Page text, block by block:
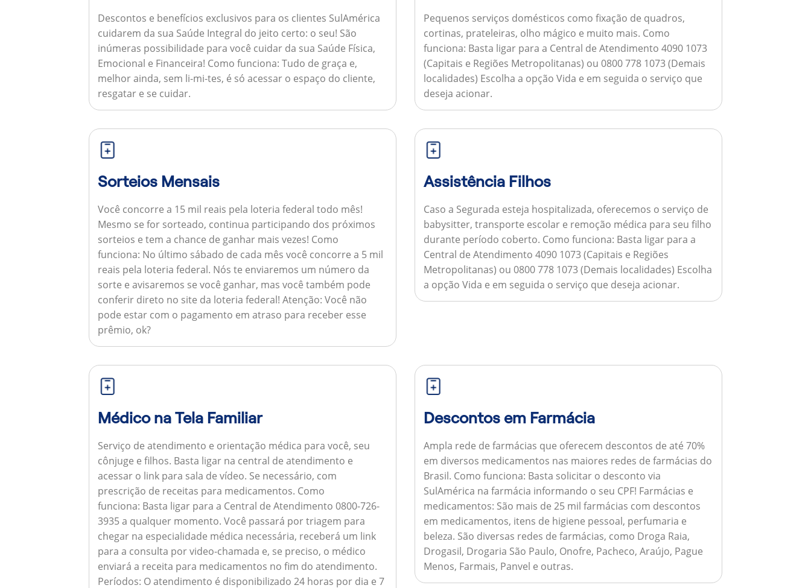
Descontos e benefícios exclusivos para os clientes SulAmérica
cuidarem da sua Saúde Integral do jeito certo: o seu! São
inúmeras possibilidade para você cuidar da sua Saúde Física,
Emocional e Financeira! Como funciona: Tudo de graça e,
melhor ainda, sem li-mi-tes, é só acessar o espaço do cliente,
resgatar e se cuidar.
Pequenos serviços domésticos como fixação de quadros,
cortinas, prateleiras, olho mágico e muito mais. Como
funciona: Basta ligar para a Central de Atendimento 4090 1073
(Capitais e Regiões Metropolitanas) ou 0800 778 1073 (Demais
localidades) Escolha a opção Vida e em seguida o serviço que
deseja acionar.
Sorteios Mensais
Você concorre a 15 mil reais pela loteria federal todo mês!
Mesmo se for sorteado, continua participando dos próximos
sorteios e tem a chance de ganhar mais vezes! Como
funciona: No último sábado de cada mês você concorre a 5 mil
reais pela loteria federal. Nós te enviaremos um número da
sorte e avisaremos se você ganhar, mas você também pode
conferir direto no site da loteria federal!Atenção: Você não
pode estar com o pagamento em atraso para receber esse
prêmio, ok?
Assistência Filhos
Caso a Segurada esteja hospitalizada, oferecemos o serviço de
babysitter, transporte escolar e remoção médica para seu filho
durante período coberto. Como funciona: Basta ligar para a
Central de Atendimento 4090 1073 (Capitais e Regiões
Metropolitanas) ou 0800 778 1073 (Demais localidades) Escolha
a opção Vida e em seguida o serviço que deseja acionar.
Médico na Tela Familiar
Serviço de atendimento e orientação médica para você, seu
cônjuge e filhos. Basta ligar na central de atendimento e
acessar o link para sala de vídeo. Se necessário, com
prescrição de receitas para medicamentos. Como
funciona: Basta ligar para a Central de Atendimento 0800-726-
3935 a qualquer momento. Você passará por triagem para
chegar na especialidade médica necessária, receberá um link
para a consulta por video-chamada e, se preciso, o médico
enviará a receita para medicamentos no fim do atendimento.
Períodos: O atendimento é disponibilizado 24 horas por dia e 7
Descontos em Farmácia
Ampla rede de farmácias que oferecem descontos de até 70%
em diversos medicamentos nas maiores redes de farmácias do
Brasil. Como funciona: Basta solicitar o desconto via
SulAmérica na farmácia informando o seu CPF! Farmácias e
medicamentos: São mais de 25 mil farmácias com descontos
em medicamentos, itens de higiene pessoal, perfumaria e
beleza. São diversas redes de farmácias, como Droga Raia,
Drogasil, Drogaria São Paulo, Onofre, Pacheco, Araújo, Pague
Menos, Farmais, Panvel e outras.